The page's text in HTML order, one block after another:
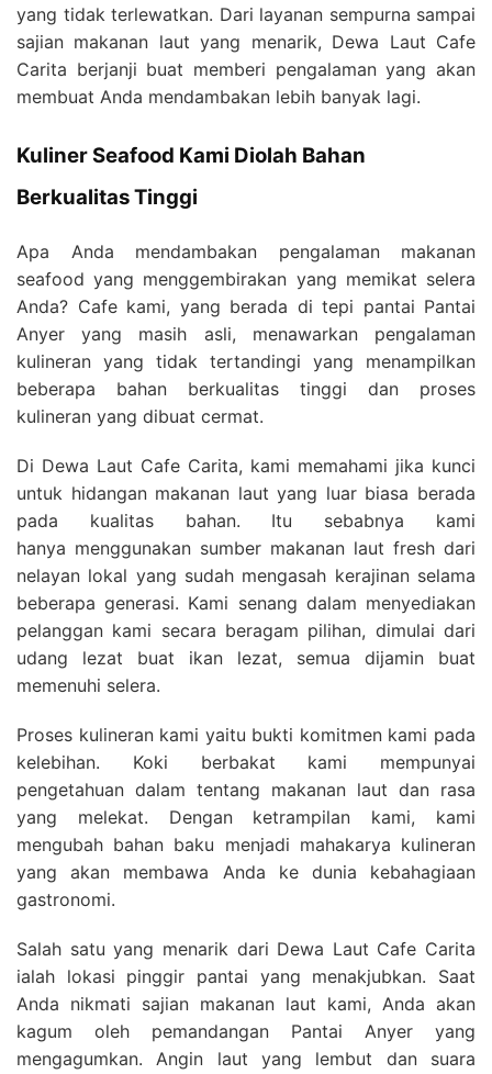
yang tidak terlewatkan. Dari layanan sempurna sampai
sajian makanan laut yang menarik, Dewa Laut Cafe
Carita berjanji buat memberi pengalaman yang akan
membuat Anda mendambakan lebih banyak lagi.
Kuliner Seafood Kami Diolah Bahan
Berkualitas Tinggi
Apa Anda mendambakan pengalaman makanan
seafood yang menggembirakan yang memikat selera
Anda? Cafe kami, yang berada di tepi pantai Pantai
Anyer yang masih asli, menawarkan pengalaman
kulineran yang tidak tertandingi yang menampilkan
beberapa bahan berkualitas tinggi dan proses
kulineran yang dibuat cermat.
Di Dewa Laut Cafe Carita, kami memahami jika kunci
untuk hidangan makanan laut yang luar biasa berada
pada kualitas bahan. Itu sebabnya kami
hanya menggunakan sumber makanan laut fresh dari
nelayan lokal yang sudah mengasah kerajinan selama
beberapa generasi. Kami senang dalam menyediakan
pelanggan kami secara beragam pilihan, dimulai dari
udang lezat buat ikan lezat, semua dijamin buat
memenuhi selera.
Proses kulineran kami yaitu bukti komitmen kami pada
kelebihan. Koki berbakat kami mempunyai
pengetahuan dalam tentang makanan laut dan rasa
yang melekat. Dengan ketrampilan kami, kami
mengubah bahan baku menjadi mahakarya kulineran
yang akan membawa Anda ke dunia kebahagiaan
gastronomi.
Salah satu yang menarik dari Dewa Laut Cafe Carita
ialah lokasi pinggir pantai yang menakjubkan. Saat
Anda nikmati sajian makanan laut kami, Anda akan
kagum oleh pemandangan Pantai Anyer yang
mengagumkan. Angin laut yang lembut dan suara